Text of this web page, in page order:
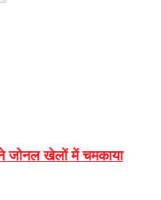
ने जोनल खेलों में चमकाया